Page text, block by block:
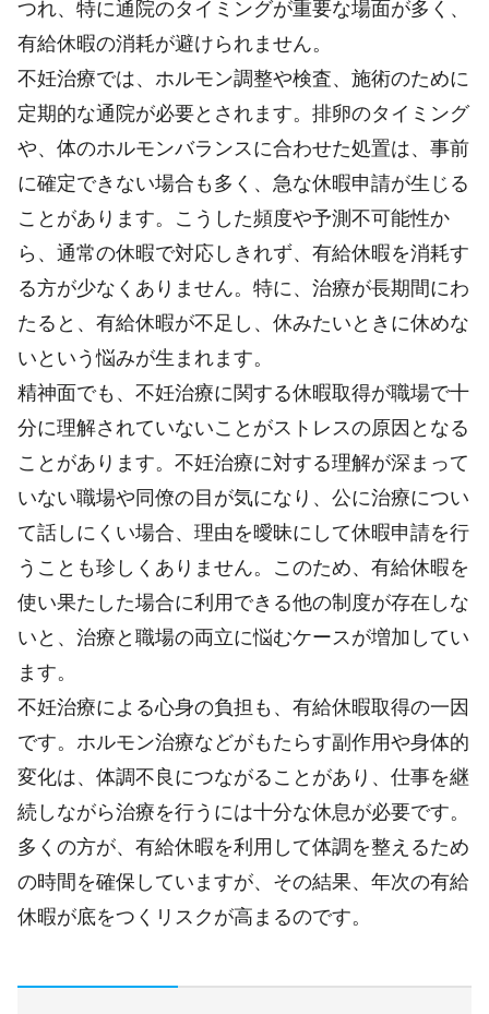
つれ、特に通院のタイミングが重要な場面が多く、
有給休暇の消耗が避けられません。
不妊治療では、ホルモン調整や検査、施術のために
定期的な通院が必要とされます。排卵のタイミング
や、体のホルモンバランスに合わせた処置は、事前
に確定できない場合も多く、急な休暇申請が生じる
ことがあります。こうした頻度や予測不可能性か
ら、通常の休暇で対応しきれず、有給休暇を消耗す
る方が少なくありません。特に、治療が長期間にわ
たると、有給休暇が不足し、休みたいときに休めな
いという悩みが生まれます。
精神面でも、不妊治療に関する休暇取得が職場で十
分に理解されていないことがストレスの原因となる
ことがあります。不妊治療に対する理解が深まって
いない職場や同僚の目が気になり、公に治療につい
て話しにくい場合、理由を曖昧にして休暇申請を行
うことも珍しくありません。このため、有給休暇を
使い果たした場合に利用できる他の制度が存在しな
いと、治療と職場の両立に悩むケースが増加してい
ます。
不妊治療による心身の負担も、有給休暇取得の一因
です。ホルモン治療などがもたらす副作用や身体的
変化は、体調不良につながることがあり、仕事を継
続しながら治療を行うには十分な休息が必要です。
多くの方が、有給休暇を利用して体調を整えるため
の時間を確保していますが、その結果、年次の有給
休暇が底をつくリスクが高まるのです。